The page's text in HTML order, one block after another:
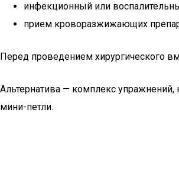
инфекционный или
прием кроворазжижающих
Перед проведением хирургического
Альтернатива — комплекс упражнений,
мини-петли.